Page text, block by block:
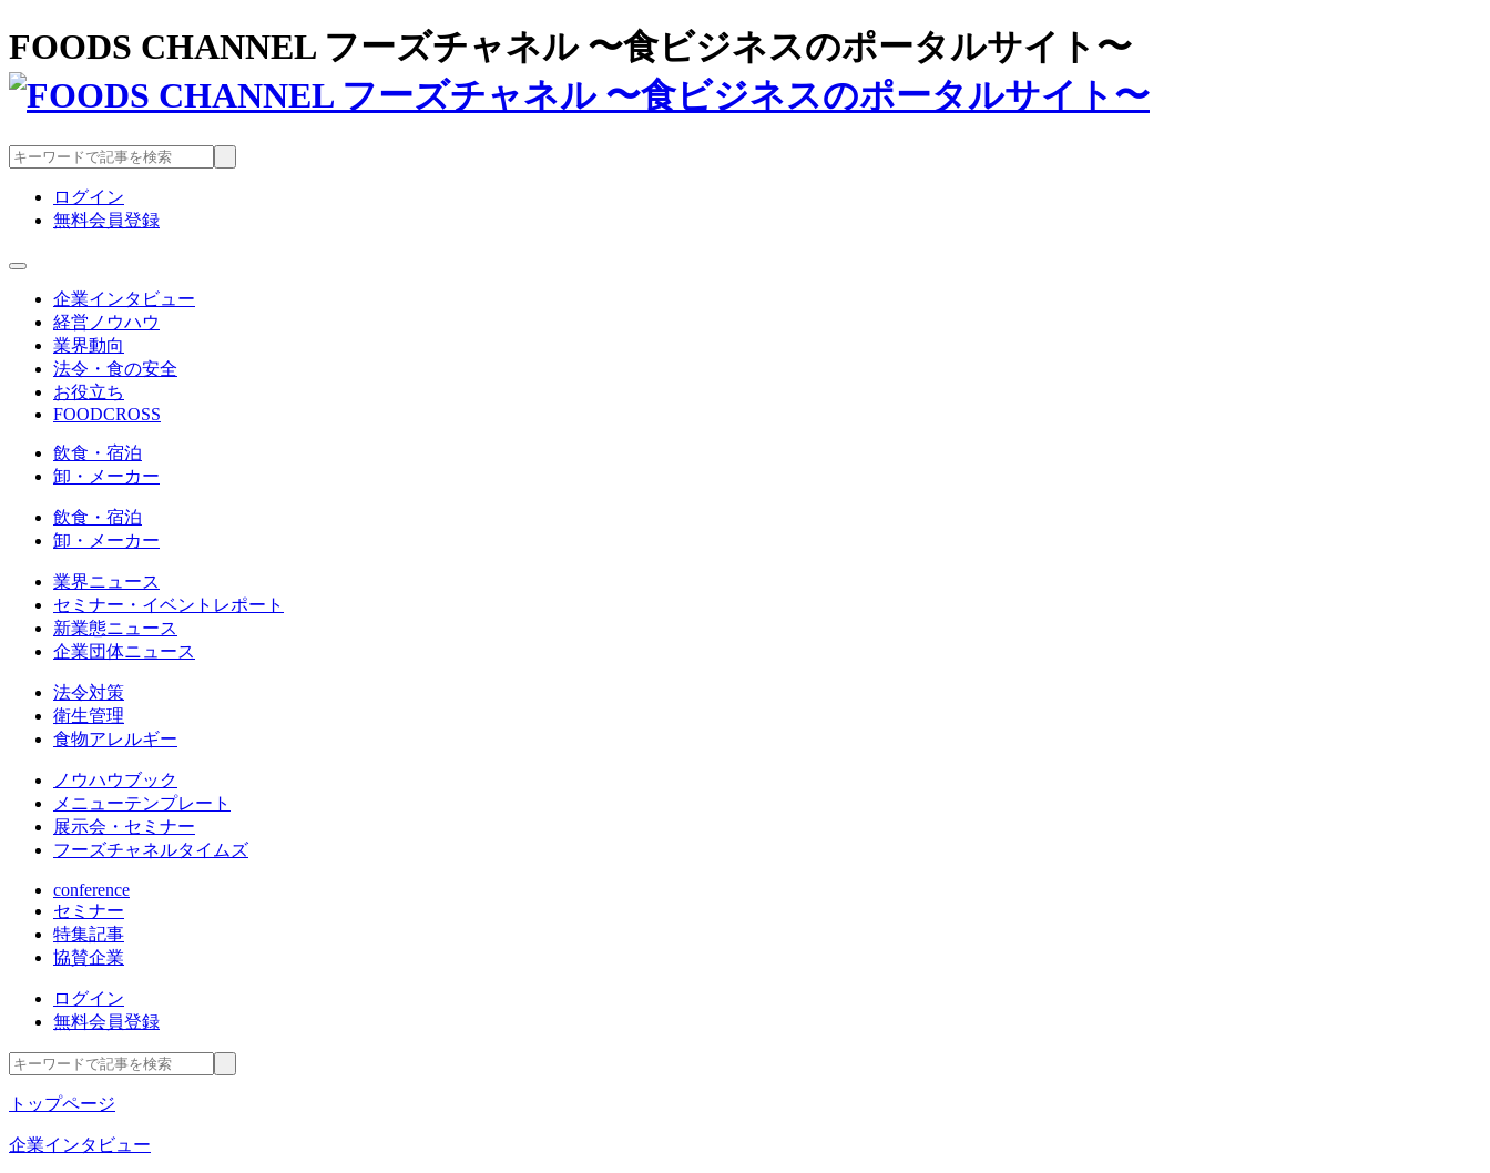
FOODS CHANNEL フーズチャネル 〜食ビジネスのポータルサイト〜
ログイン
無料会員登録
企業インタビュー
経営ノウハウ
業界動向
法令・食の安全
お役立ち
FOODCROSS
飲食・宿泊
卸・メーカー
飲食・宿泊
卸・メーカー
業界ニュース
セミナー・イベントレポート
新業態ニュース
企業団体ニュース
法令対策
衛生管理
食物アレルギー
ノウハウブック
メニューテンプレート
展示会・セミナー
フーズチャネルタイムズ
conference
セミナー
特集記事
協賛企業
ログイン
無料会員登録
トップページ
企業インタビュー